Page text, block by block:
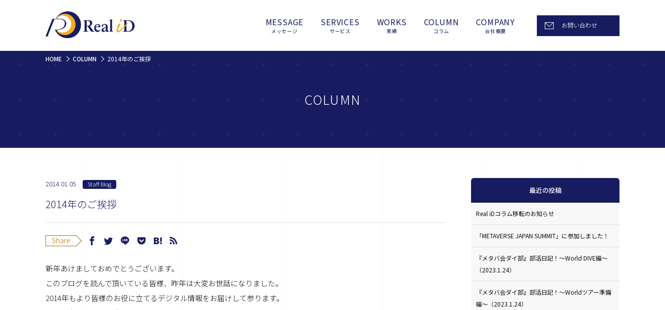
MESSAGE
メッセージ
SERVICES
サービス
WORKS
実績
COLUMN
コラム
COMPANY
会社概要
お問い合わせ
HOME COLUMN 2014年のご挨拶
COLUMN
2014.01.05 Staff Blog
2014年のご挨拶
Share
新年あけましておめでとうございます。
このブログを読んで頂いている皆様、昨年は大変お世話になりました。
2014年もより皆様のお役に立てるデジタル情報をお届けして参ります。
最近の投稿
Real iDコラム移転のお知らせ
「METAVERSE JAPAN SUMMIT」に参加しました！
『メタバ会ダイ部』部活日記！〜World DIVE編〜
（2023.1.24）
『メタバ会ダイ部』部活日記！〜Worldツアー準備
編〜（2023.1.24）